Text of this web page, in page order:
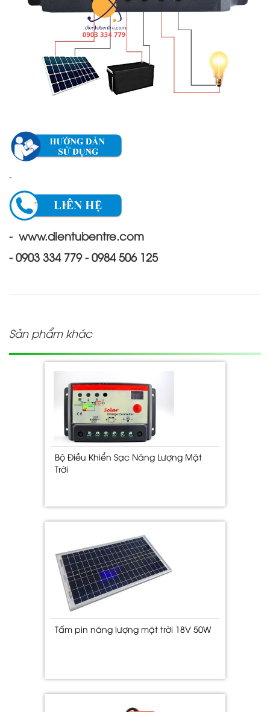
-
- www.dientubentre.com
- 0903 334 779 - 0984 506 125
Sản phẩm khác
Bộ Điều Khiển Sạc Năng Lượng Mặt
Trời
Tấm pin năng lượng mặt trời 18V 50W